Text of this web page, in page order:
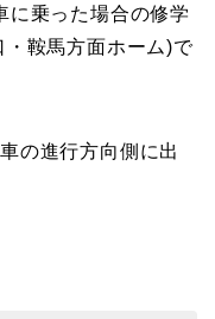
に乗った場合の修学
・鞍馬方面ホーム)で
の進行方向側に出